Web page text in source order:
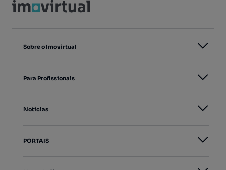
Sobre o Imovirtual
Para Profissionais
Notícias
PORTAIS